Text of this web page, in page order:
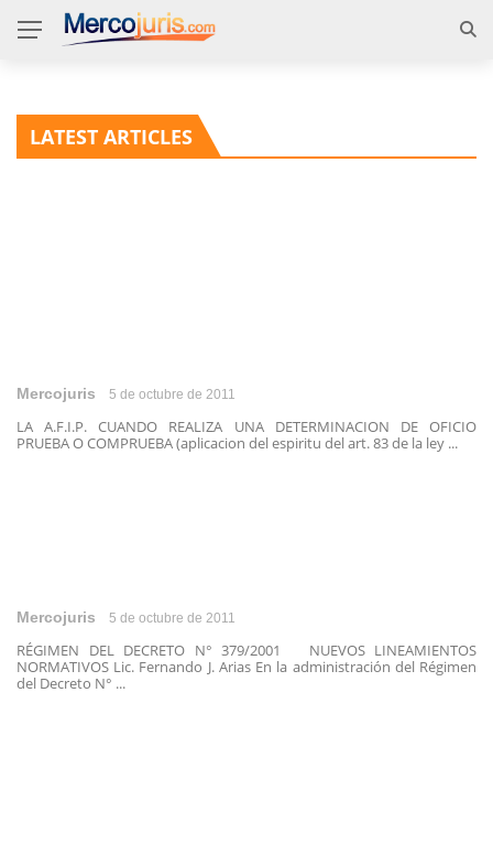
LATEST ARTICLES
Mercojuris 5 de octubre de 2011
LA A.F.I.P. CUANDO REALIZA UNA DETERMINACION DE OFICIO
PRUEBA O COMPRUEBA (aplicacion del espiritu del art. 83 de la ley ...
Mercojuris 5 de octubre de 2011
RÉGIMEN DEL DECRETO N° 379/2001 NUEVOS LINEAMIENTOS
NORMATIVOS Lic. Fernando J. Arias En la administración del Régimen
del Decreto N° ...